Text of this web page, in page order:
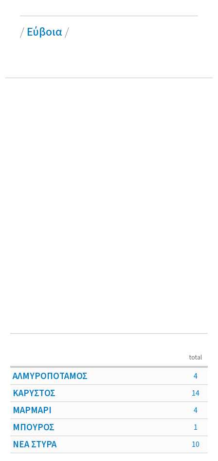
/ Εύβοια/
total
ΑΛΜΥΡΟΠΟΤΑΜΟΣ 4
ΚΑΡΥΣΤΟΣ 14
ΜΑΡΜΑΡΙ 4
ΜΠΟΥΡΟΣ 1
ΝΕΑ ΣΤΥΡΑ
10